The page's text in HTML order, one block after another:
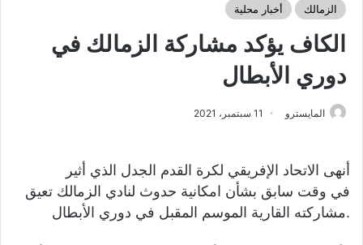
الزمالك أخبار محلية
الكاف يؤكد مشاركة الزمالك في
دوري الأبطال
المايسترو 11 سبتمبر، 2021
أنهى الاتحاد الإفريقي لكرة القدم الجدل الذي أثير
في وقت سابق بشأن امكانية حدوث لنادي الزمالك تعيق
مشاركته القارية الموسم المقبل في دوري الأبطال .